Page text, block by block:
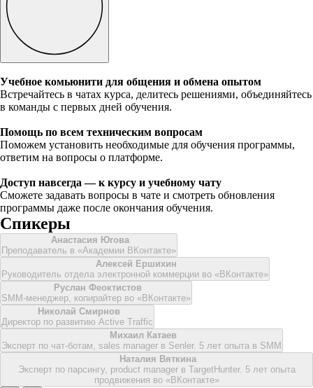
Учебное комьюнити для общения и обмена опытом
Встречайтесь в чатах курса, делитесь решениями, объединяйтесь
в команды с первых дней обучения.
Помощь по всем техническим вопросам
Поможем установить необходимые для обучения программы,
ответим на вопросы о платформе.
Доступ навсегда — к курсу и учебному чату
Сможете задавать вопросы в чате и смотреть обновления
программы даже после окончания обучения.
Спикеры
Анастасия Югова
Преподаватель в «Академии ВКонтакте»
Алексей Ершихин
Руководитель отдела электронной коммерции во «ВКонтакте»
Руслан Феоктистов
SMM-менеджер, копирайтер во «ВКонтакте»
Николай Смирнов
Директор по развитию Active Traffic
Михаил Катаев
Эксперт по чат-ботам, sales manager в Senler. 5 лет опыта в SMM
Наталия Вяткина
Эксперт по парсингу, product manager в TargetHunter. 5 лет опыта
продвижения во «ВКонтакте»